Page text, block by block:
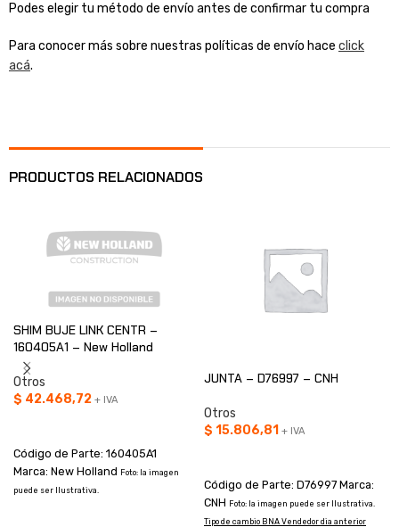
Podes elegir tu método de envío antes de confirmar tu compra
Para conocer más sobre nuestras políticas de envío hace click
acá.
PRODUCTOS RELACIONADOS
SHIM BUJE LINK CENTR –
160405A1 – New Holland
Otros
$ 42.468,72 + IVA
Código de Parte: 160405A1
Marca: New Holland Foto: la imagen
puede ser Ilustrativa.
JUNTA – D76997 – CNH
Otros
$ 15.806,81 + IVA
Código de Parte: D76997 Marca:
CNH Foto: la imagen puede ser Ilustrativa.
Tipo de cambio BNA Vendedor dia anterior